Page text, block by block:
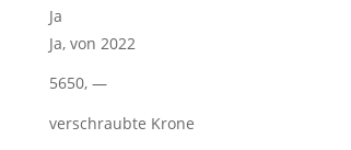
Ja
Ja, von 2022
5650, —
verschraubte Krone